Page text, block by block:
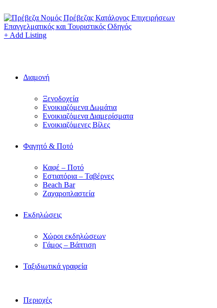
+ Add Listing
Διαμονή
Ξενοδοχεία
Ενοικιαζόμενα Δωμάτια
Ενοικιαζόμενα Διαμερίσματα
Ενοικιαζόμενες Βίλες
Φαγητό & Ποτό
Καφέ – Ποτό
Εστιατόρια – Ταβέρνες
Beach Bar
Ζαχαροπλαστεία
Εκδηλώσεις
Χώροι εκδηλώσεων
Γάμος – Βάπτιση
Ταξιδιωτικά γραφεία
Περιοχές